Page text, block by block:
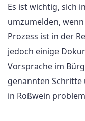
Es ist wichtig, sich
umzumelden,
Prozess ist in der
jedoch einige
Vorsprache im
genannten
in Roßwein